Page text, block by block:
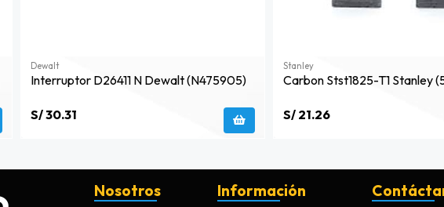
Dewalt
Interruptor D26411 N Dewalt (n475905)
S/ 30.31
Stanley
Carbon Stst1825-T1 Stanley
S/ 21.26
Nosotros Información